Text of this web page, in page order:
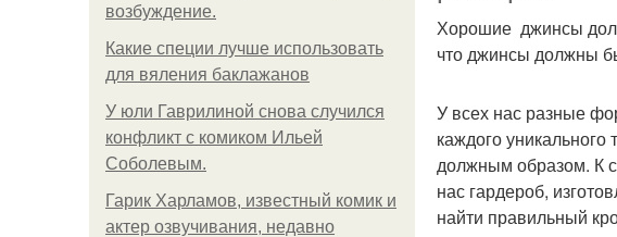
возбуждение.
Какие специи лучше использовать
для вяления баклажанов
У юли Гаврилиной снова случился
конфликт с комиком Ильей
Соболевым.
Гарик Харламов, известный комик и
актер озвучивания, недавно
Хорошие джинсы
что джинсы должны
У всех нас разные
каждого
должным образом. К
нас гардероб,
найти правильный